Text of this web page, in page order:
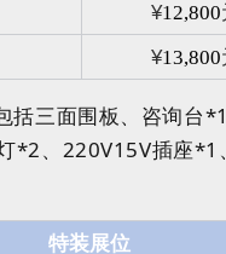
¥12,800
¥13,800
三面围板、咨询台
*2、220V15V插座*1
特装展位